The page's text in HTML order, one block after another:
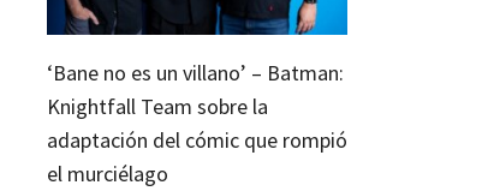
‘Bane no es un villano’ – Batman:
Knightfall Team sobre la
adaptación del cómic que rompió
el murciélago